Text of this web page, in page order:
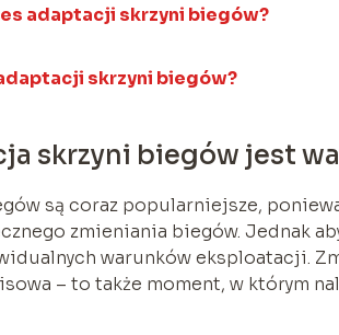
adaptacji skrzyni biegów?
skrzyni biegów?
skrzyni biegów jest
są coraz popularniejsze,
zmieniania biegów. Jednak
warunków eksploatacji.
– to także moment, w którym